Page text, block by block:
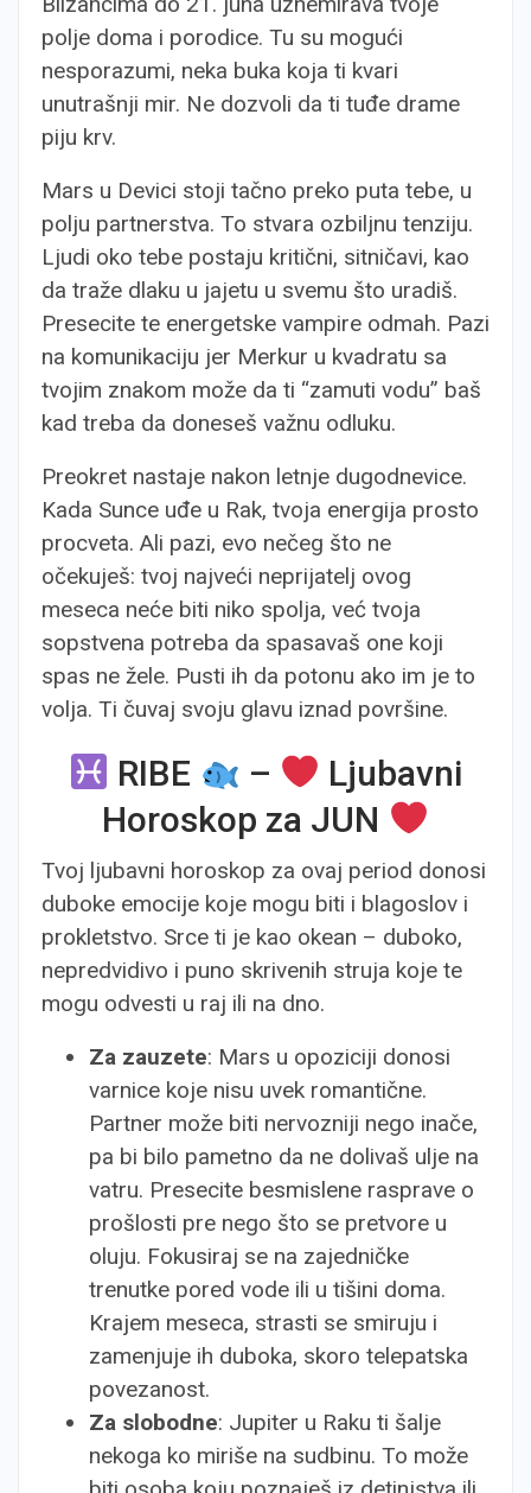
polje doma i porodice. Tu su mogući
nesporazumi, neka buka koja ti kvari
unutrašnji mir. Ne dozvoli da ti tuđe drame
piju krv.
Mars u Devici stoji tačno preko puta tebe, u
polju partnerstva. To stvara ozbiljnu tenziju.
Ljudi oko tebe postaju kritični, sitničavi, kao
da traže dlaku u jajetu u svemu što uradiš.
Presecite te energetske vampire odmah. Pazi
na komunikaciju jer Merkur u kvadratu sa
tvojim znakom može da ti “zamuti vodu” baš
kad treba da doneseš važnu odluku.
Preokret nastaje nakon letnje dugodnevice.
Kada Sunce uđe u Rak, tvoja energija prosto
procveta. Ali pazi, evo nečeg što ne
očekuješ: tvoj najveći neprijatelj ovog
meseca neće biti niko spolja, već tvoja
sopstvena potreba da spasavaš one koji
spas ne žele. Pusti ih da potonu ako im je to
volja. Ti čuvaj svoju glavu iznad površine.
RIBE –
Ljubavni
Horoskop za JUN
Tvoj ljubavni horoskop za ovaj period donosi
duboke emocije koje mogu biti i blagoslov i
prokletstvo. Srce ti je kao okean – duboko,
nepredvidivo i puno skrivenih struja koje te
mogu odvesti u raj ili na dno.
Za zauzete: Mars u opoziciji donosi
varnice koje nisu uvek romantične.
Partner može biti nervozniji nego inače,
pa bi bilo pametno da ne dolivaš ulje na
vatru. Presecite besmislene rasprave o
prošlosti pre nego što se pretvore u
oluju. Fokusiraj se na zajedničke
trenutke pored vode ili u tišini doma.
Krajem meseca, strasti se smiruju i
zamenjuje ih duboka, skoro telepatska
povezanost.
Za slobodne: Jupiter u Raku ti šalje
nekoga ko miriše na sudbinu. To može